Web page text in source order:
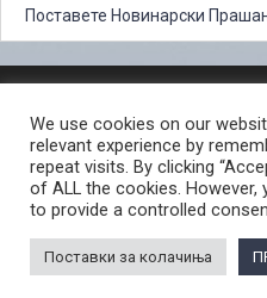
Поставете Новинарски
СЛОБОДЕН ПРИСТАП ДО
ПОСТАПКА ЗА ПРИЈАВА НА
ПОЛИТИКА ЗА
© 2026 ЈАВНО ОБВИНИТЕЛСТВО НА
We use cookies on our
relevant experience by
repeat visits. By clicking
of ALL the cookies. However,
to provide a controlled
Поставки за колачиња